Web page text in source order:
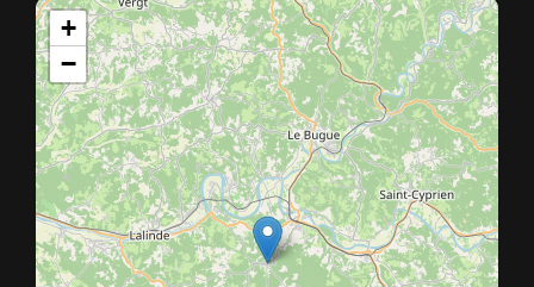
+
−